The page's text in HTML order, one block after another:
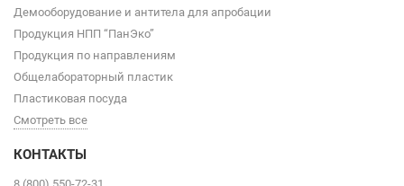
Демооборудование и антитела для апробации
Продукция НПП “ПанЭко”
Продукция по направлениям
Общелабораторный пластик
Пластиковая посуда
Смотреть все
КОНТАКТЫ